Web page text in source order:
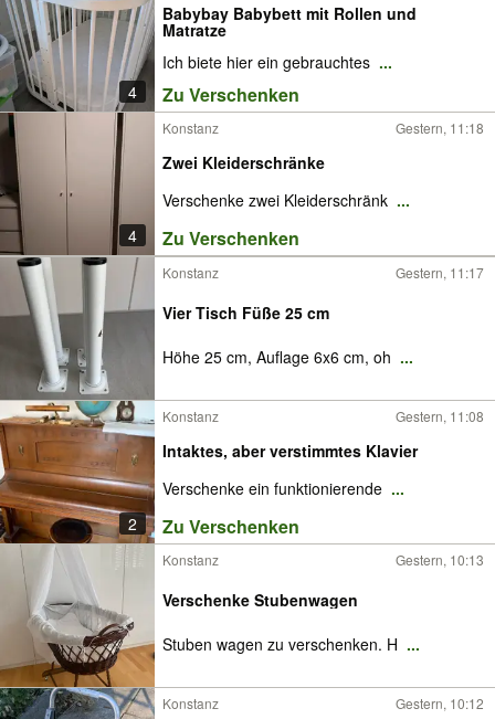
4
Babybay Babybett mit Rollen und
Matratze
Ich biete hier ein gebrauchtes ...
Zu Verschenken
4
Konstanz Gestern, 11:18
Zwei Kleiderschränke
Verschenke zwei Kleiderschränk ...
Zu Verschenken
Konstanz Gestern, 11:17
Vier Tisch Füße 25 cm
Höhe 25 cm, Auflage 6x6 cm, oh ...
2
Konstanz Gestern, 11:08
Intaktes, aber verstimmtes Klavier
Verschenke ein funktionierende ...
Zu Verschenken
Konstanz Gestern, 10:13
Verschenke Stubenwagen
Stuben wagen zu verschenken. H ...
Konstanz Gestern, 10:12